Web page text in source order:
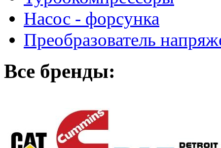
Насос - форсунка
Преобразователь
Все бренды: